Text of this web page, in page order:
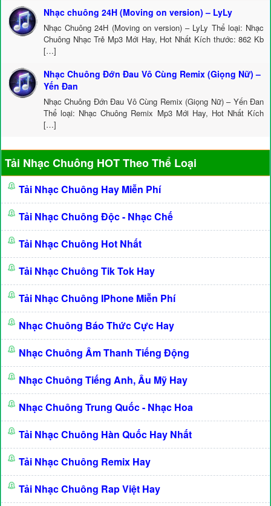
Nhạc chuông 24H (Moving on version) – LyLy
Nhạc Chuông 24H (Moving on version) – LyLy Thể loại: Nhạc
Chuông Nhạc Trẻ Mp3 Mới Hay, Hot Nhất Kích thước: 862 Kb
[…]
Nhạc Chuông Đớn Đau Vô Cùng Remix (Giọng Nữ) –
Yến Đan
Nhạc Chuông Đớn Đau Vô Cùng Remix (Giọng Nữ) – Yến Đan
Thể loại: Nhạc Chuông Remix Mp3 Mới Hay, Hot Nhất Kích
[…]
Tải Nhạc Chuông HOT Theo Thể Loại
Tải Nhạc Chuông Hay Miễn Phí
Tải Nhạc Chuông Độc - Nhạc Chế
Tải Nhạc Chuông Hot Nhất
Tải Nhạc Chuông Tik Tok Hay
Tải Nhạc Chuông IPhone Miễn Phí
Nhạc Chuông Báo Thức Cực Hay
Nhạc Chuông Âm Thanh Tiếng Động
Nhạc Chuông Tiếng Anh, Âu Mỹ Hay
Nhạc Chuông Trung Quốc - Nhạc Hoa
Tải Nhạc Chuông Hàn Quốc Hay Nhất
Tải Nhạc Chuông Remix Hay
Tải Nhạc Chuông Rap Việt Hay